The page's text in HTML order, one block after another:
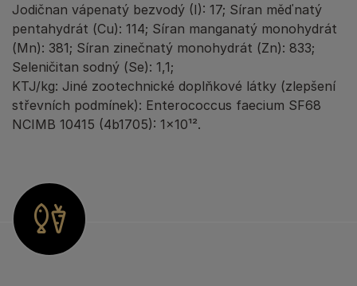
Jodičnan vápenatý bezvodý (I): 17; Síran měďnatý
pentahydrát (Cu): 114; Síran manganatý monohydrát
(Mn): 381; Síran zinečnatý monohydrát (Zn): 833;
Seleničitan sodný (Se): 1,1;
KTJ/kg: Jiné zootechnické doplňkové látky (zlepšení
střevních podmínek): Enterococcus faecium SF68
NCIMB 10415 (4b1705): 1x10¹².